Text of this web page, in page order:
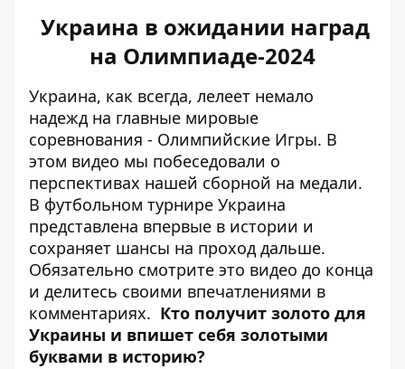
Украина в ожидании наград
на Олимпиаде-2024
Украина, как всегда, лелеет немало
надежд на главные мировые
соревнования - Олимпийские Игры. В
этом видео мы побеседовали о
перспективах нашей сборной на медали.
В футбольном турнире Украина
представлена ​​впервые в истории и
сохраняет шансы на проход дальше.
Обязательно смотрите это видео до конца
и делитесь своими впечатлениями в
комментариях. Кто получит золото для
Украины и впишет себя золотыми
буквами в историю?